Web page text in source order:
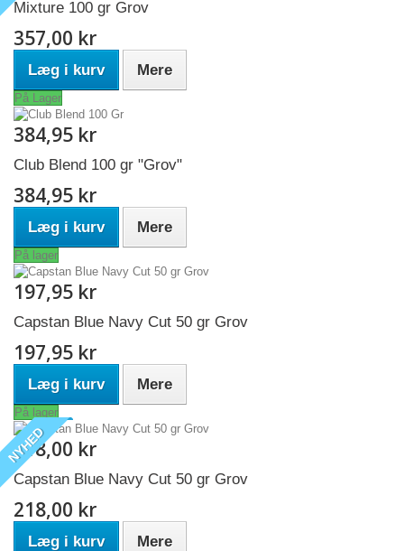
Mixture 100 gr Grov
357,00 kr
Læg i kurv Mere
På Lager
384,95 kr
Club Blend 100 gr "Grov"
384,95 kr
Læg i kurv Mere
På lager
197,95 kr
Capstan Blue Navy Cut 50 gr Grov
197,95 kr
Læg i kurv Mere
På lager
218,00 kr
NYHED
Capstan Blue Navy Cut 50 gr Grov
218,00 kr
Læg i kurv Mere